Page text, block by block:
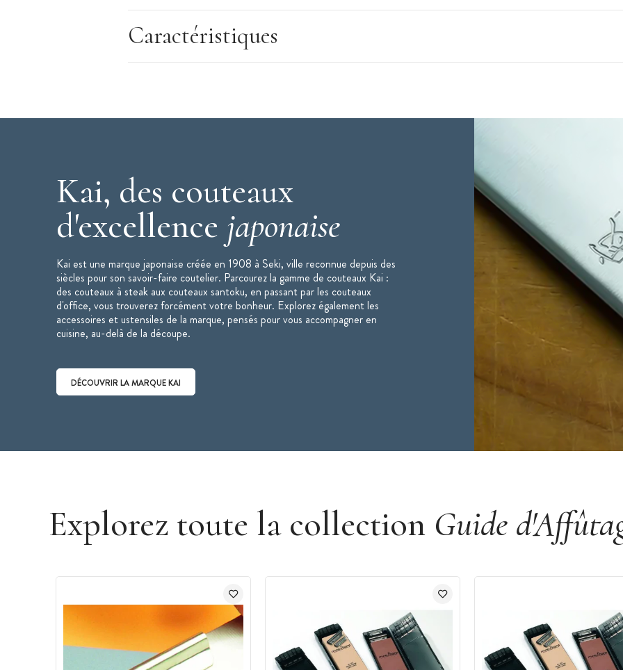
Caractéristiques
Kai, des couteaux
d'excellence japonaise
Kai est une marque japonaise créée en 1908 à Seki, ville reconnue depuis des
siècles pour son savoir-faire coutelier. Parcourez la gamme de couteaux Kai :
des couteaux à steak aux couteaux santoku, en passant par les couteaux
d'office, vous trouverez forcément votre bonheur. Explorez également les
accessoires et ustensiles de la marque, pensés pour vous accompagner en
cuisine, au-delà de la découpe.
DÉCOUVRIR LA MARQUE KAI
Explorez toute la collection Guide